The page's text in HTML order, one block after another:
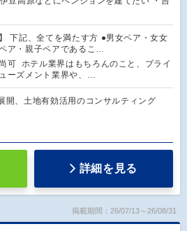
】 下記、全てを満たす方 ●男女ペア・女女
ア・親子ペアであるこ…
可 ホテル業界はもちろんのこと、ブライ
ーズメント業界や、…
開、土地有効活用のコンサルティング
詳細を見る
掲載期間：26/07/13～26/08/31